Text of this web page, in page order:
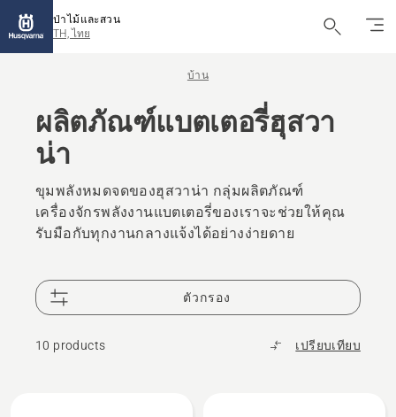
ป่าไม้และสวน
TH, ไทย
บ้าน
ผลิตภัณฑ์แบตเตอรี่ฮุสวา
น่า
ขุมพลังหมดจดของฮุสวาน่า กลุ่มผลิตภัณฑ์
เครื่องจักรพลังงานแบตเตอรี่ของเราจะช่วยให้คุณ
รับมือกับทุกงานกลางแจ้งได้อย่างง่ายดาย
ตัวกรอง
10 products เปรียบเทียบ